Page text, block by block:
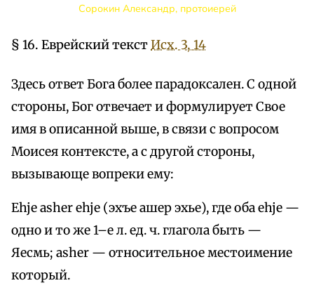
Сорокин Александр, протоиерей
§ 16. Еврейский текстИсх. 3, 14
Здесь ответ Бога более парадоксален. С одной
стороны, Бог отвечает и формулирует Свое
имя в описанной выше, в связи с вопросом
Моисея контексте, а с другой стороны,
вызывающе вопреки ему:
Ehje asher ehje (эхъе ашер эхье), где оба ehje —
одно и то же 1–е л. ед. ч. глагола быть —
Яесмь; asher — относительное местоимение
который.